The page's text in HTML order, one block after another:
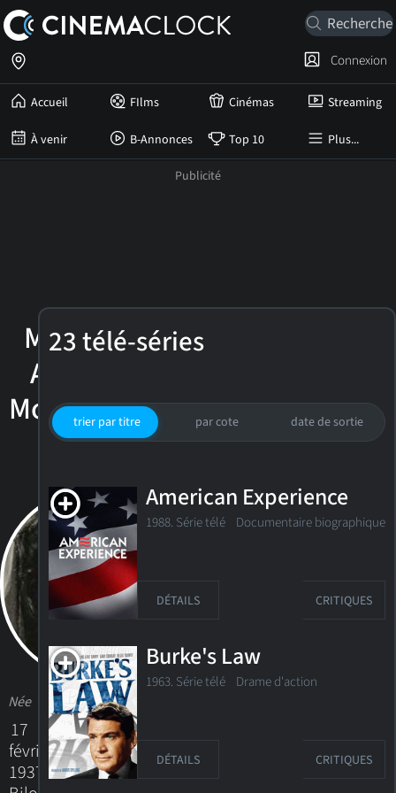
Accueil FIlms Cinémas Streaming
À venir B-Annonces Top 10 Plus...
Connexion
Mary
Ann
Mobley
Née
17
février
1937
23 télé-séries
trier par titre par cote date de sortie
American Experience
1988. Série télé Documentaire biographique
DÉTAILS CRITIQUES
Burke's Law
1963. Série télé Drame d'action
DÉTAILS CRITIQUES